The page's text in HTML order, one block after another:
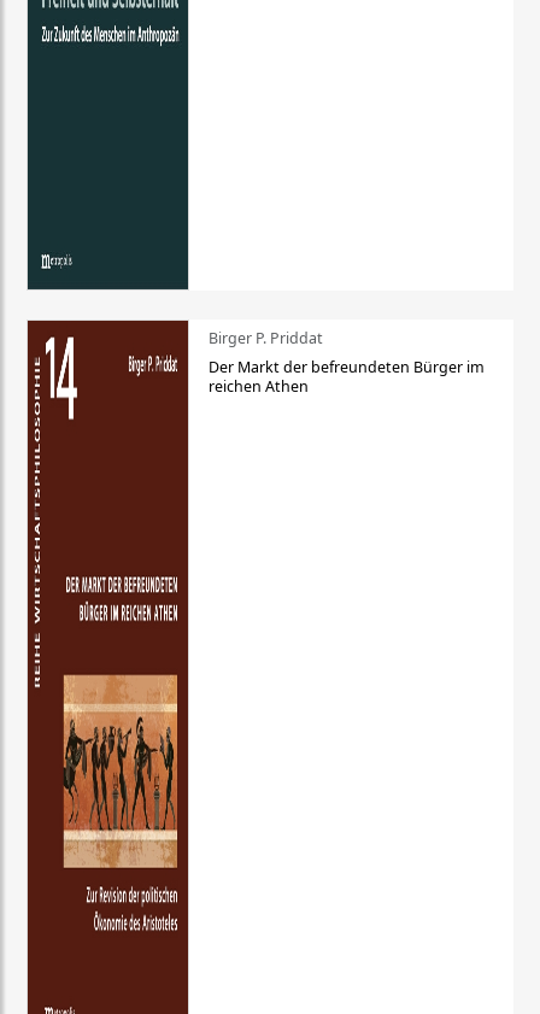
Birger P. Priddat
Der Markt der befreundeten Bürger im
reichen Athen